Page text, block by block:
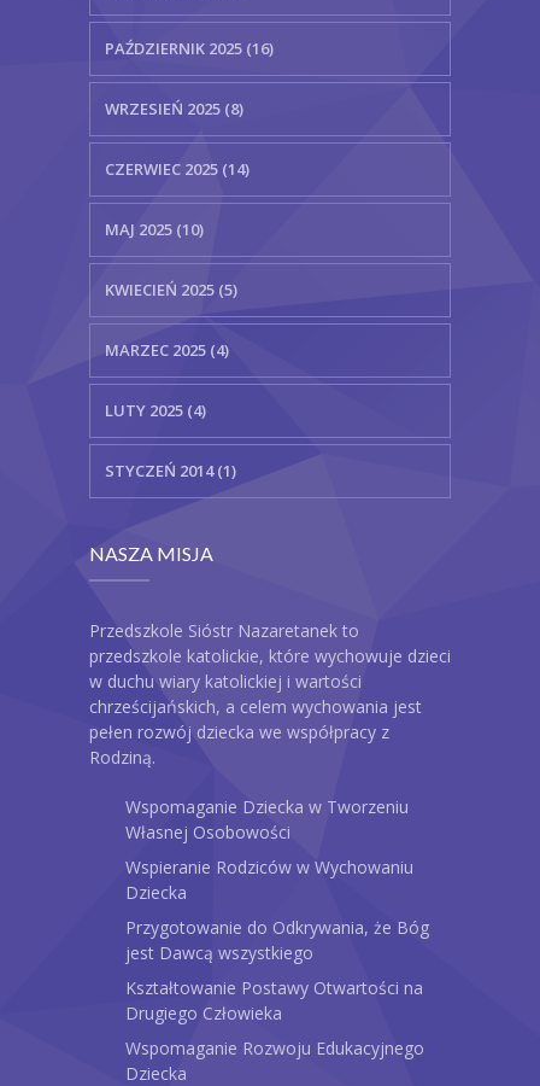
PAŹDZIERNIK 2025 (16)
WRZESIEŃ 2025 (8)
CZERWIEC 2025 (14)
MAJ 2025 (10)
KWIECIEŃ 2025 (5)
MARZEC 2025 (4)
LUTY 2025 (4)
STYCZEŃ 2014 (1)
NASZA MISJA
Przedszkole Sióstr Nazaretanek to
przedszkole katolickie, które wychowuje dzieci
w duchu wiary katolickiej i wartości
chrześcijańskich, a celem wychowania jest
pełen rozwój dziecka we współpracy z
Rodziną.
Wspomaganie Dziecka w Tworzeniu
Własnej Osobowości
Wspieranie Rodziców w Wychowaniu
Dziecka
Przygotowanie do Odkrywania, że Bóg
jest Dawcą wszystkiego
Kształtowanie Postawy Otwartości na
Drugiego Człowieka
Wspomaganie Rozwoju Edukacyjnego
Dziecka